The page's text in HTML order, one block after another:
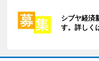
シブヤ経済
す。詳しく